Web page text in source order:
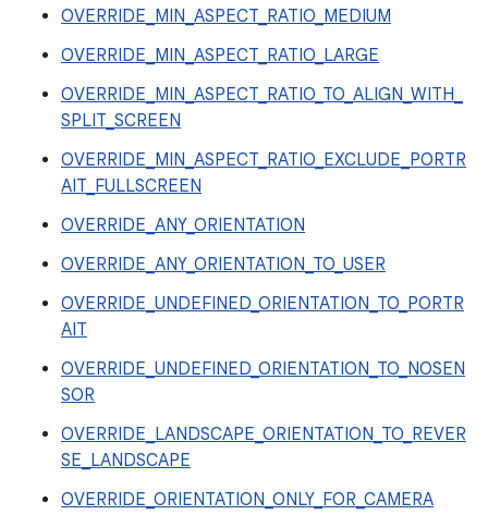
OVERRIDE_MIN_ASPECT_RATIO_MEDIUM
OVERRIDE_MIN_ASPECT_RATIO_LARGE
OVERRIDE_MIN_ASPECT_RATIO_TO_ALIGN_WITH_
SPLIT_SCREEN
OVERRIDE_MIN_ASPECT_RATIO_EXCLUDE_PORTR
AIT_FULLSCREEN
OVERRIDE_ANY_ORIENTATION
OVERRIDE_ANY_ORIENTATION_TO_USER
OVERRIDE_UNDEFINED_ORIENTATION_TO_PORTR
AIT
OVERRIDE_UNDEFINED_ORIENTATION_TO_NOSEN
SOR
OVERRIDE_LANDSCAPE_ORIENTATION_TO_REVER
SE_LANDSCAPE
OVERRIDE_ORIENTATION_ONLY_FOR_CAMERA